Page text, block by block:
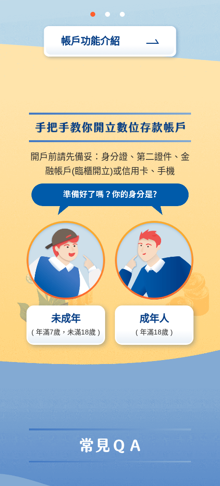
帳戶功能介紹
開戶前請先備妥：身分證、第二證件、金
融帳戶(臨櫃開立)或信用卡、手機
未成年
( 年滿7歲，未滿18歲 )
成年人
( 年滿18歲 )